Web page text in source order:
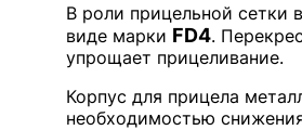
В роли прицельной сетки
виде марки FD4.
упрощает прицеливание.
Корпус для прицела
необходимостью